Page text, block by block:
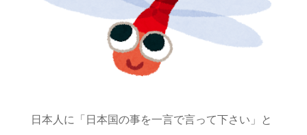
日本人に「日本国の事を一言で言って下さい」と